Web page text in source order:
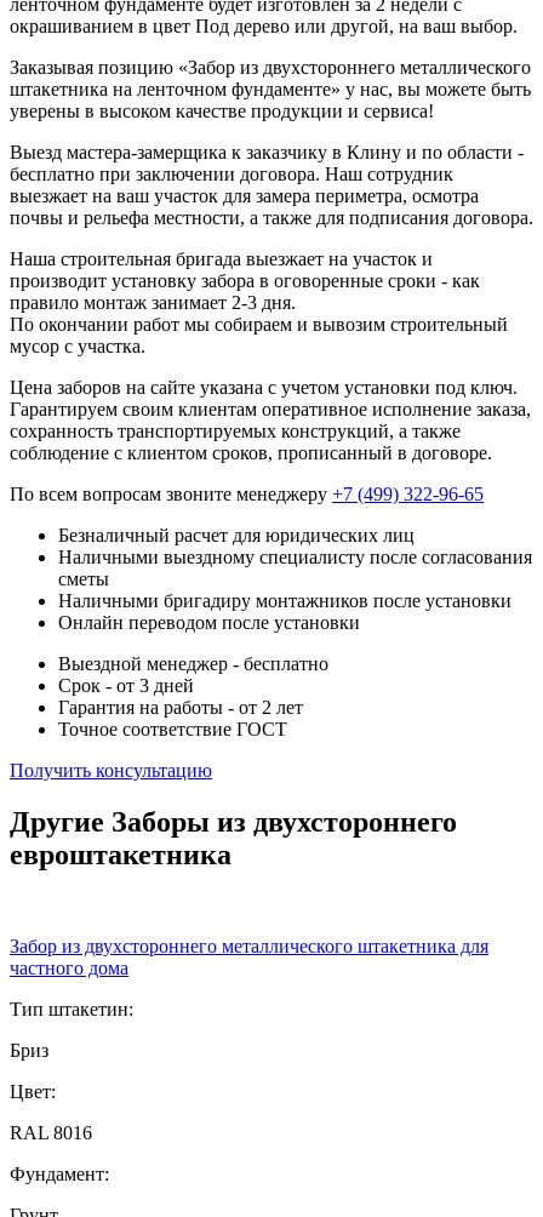
окрашиванием в цвет Под дерево или другой, на ваш выбор.
Заказывая позицию «Забор из двухстороннего металлического
штакетника на ленточном фундаменте» у нас, вы можете быть
уверены в высоком качестве продукции и сервиса!
Выезд мастера-замерщика к заказчику в Клину и по области -
бесплатно при заключении договора. Наш сотрудник
выезжает на ваш участок для замера периметра, осмотра
почвы и рельефа местности, а также для подписания договора.
Наша строительная бригада выезжает на участок и
производит установку забора в оговоренные сроки - как
правило монтаж занимает 2-3 дня.
По окончании работ мы собираем и вывозим строительный
мусор с участка.
Цена заборов на сайте указана с учетом установки под ключ.
Гарантируем своим клиентам оперативное исполнение заказа,
сохранность транспортируемых конструкций, а также
соблюдение с клиентом сроков, прописанный в договоре.
По всем вопросам звоните менеджеру +7 (499) 322-96-65
Безналичный расчет для юридических лиц
Наличными выездному специалисту после согласования
сметы
Наличными бригадиру монтажников после установки
Онлайн переводом после установки
Выездной менеджер - бесплатно
Срок - от 3 дней
Гарантия на работы - от 2 лет
Точное соответствие ГОСТ
Получить консультацию
Другие Заборы из двухстороннего
евроштакетника
Забор из двухстороннего металлического штакетника для
частного дома
Тип штакетин:
Бриз
Цвет:
RAL 8016
Фундамент: